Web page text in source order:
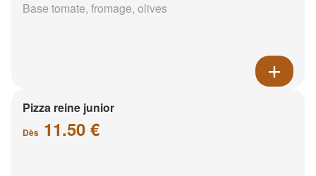
Base tomate, fromage, olives
Pizza reine junior
Dès 11.50 €